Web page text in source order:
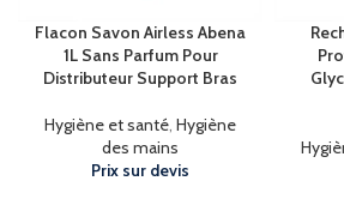
Flacon Savon Airless Abena
1L Sans Parfum Pour
Distributeur Support Bras
Hygiène et santé, Hygiène
des mains
Prix sur devis